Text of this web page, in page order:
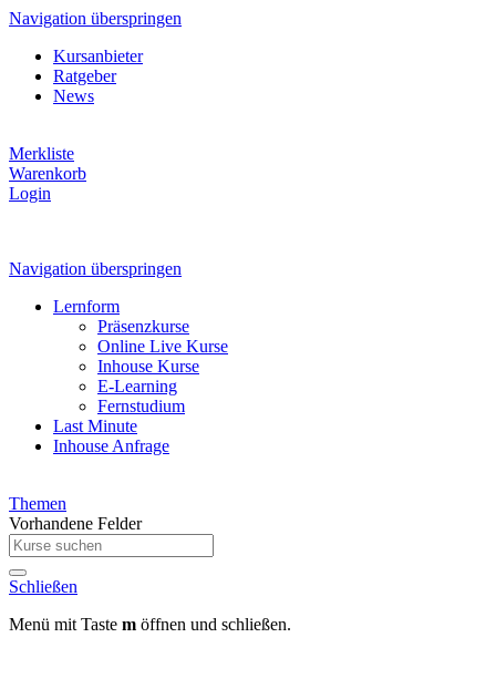
Navigation überspringen
Kursanbieter
Ratgeber
News
Merkliste
Warenkorb
Login
Navigation überspringen
Lernform
Präsenzkurse
Online Live Kurse
Inhouse Kurse
E-Learning
Fernstudium
Last Minute
Inhouse Anfrage
Themen
Vorhandene Felder
Schließen
Menü mit Taste m öffnen und schließen.